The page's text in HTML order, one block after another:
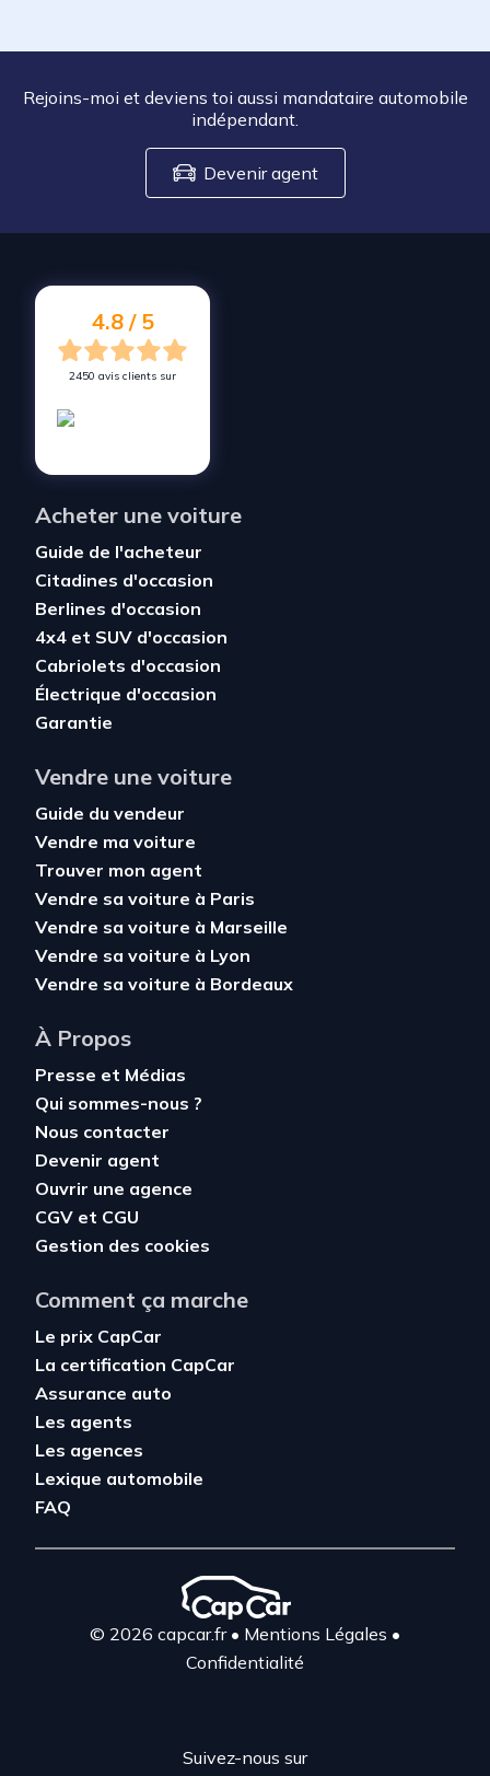
Rejoins-moi et deviens toi aussi mandataire automobile
indépendant.
Devenir agent
4.8 / 5
2450 avis clients sur
Acheter une voiture
Guide de l'acheteur
Citadines d'occasion
Berlines d'occasion
4x4 et SUV d'occasion
Cabriolets d'occasion
Électrique d'occasion
Garantie
Vendre une voiture
Guide du vendeur
Vendre ma voiture
Trouver mon agent
Vendre sa voiture à Paris
Vendre sa voiture à Marseille
Vendre sa voiture à Lyon
Vendre sa voiture à Bordeaux
À Propos
Presse et Médias
Qui sommes-nous ?
Nous contacter
Devenir agent
Ouvrir une agence
CGV et CGU
Gestion des cookies
Comment ça marche
Le prix CapCar
La certification CapCar
Assurance auto
Les agents
Les agences
Lexique automobile
FAQ
© 2026 capcar.fr• Mentions Légales •
Confidentialité
Suivez-nous sur